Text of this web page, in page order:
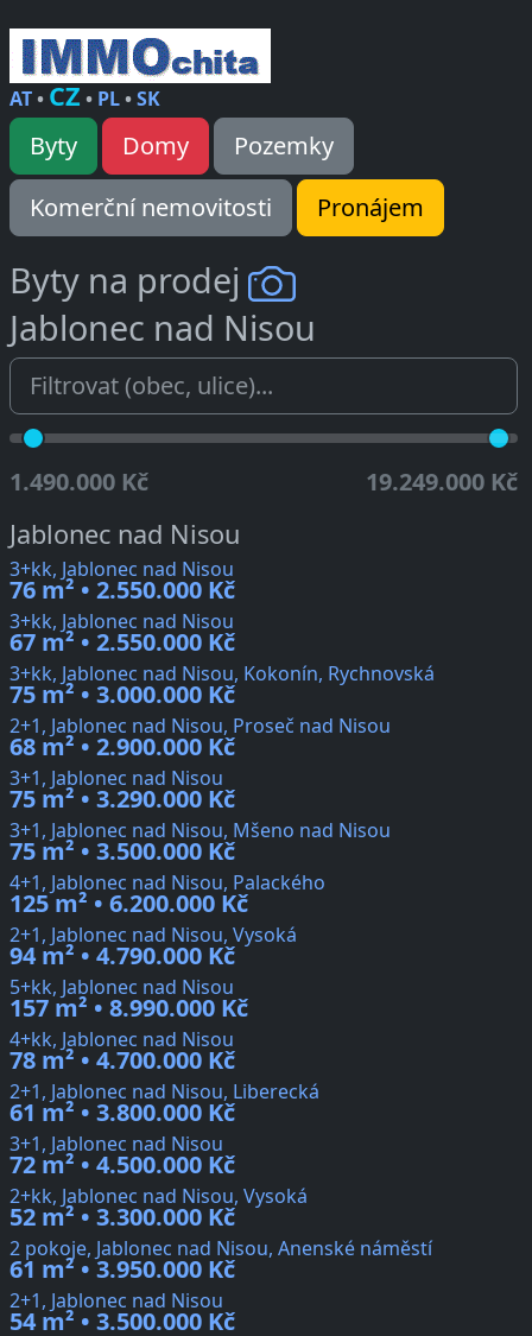
AT• CZ • PL•SK
Byty Domy
Pozemky
Komerční nemovitosti
Pronájem
Byty na prodej
Jablonec nad Nisou
1.490.000 Kč 19.249.000 Kč
Jablonec nad Nisou
3+kk, Jablonec nad Nisou
76 m² • 2.550.000 Kč
3+kk, Jablonec nad Nisou
67 m² • 2.550.000 Kč
3+kk, Jablonec nad Nisou, Kokonín, Rychnovská
75 m² • 3.000.000 Kč
2+1, Jablonec nad Nisou, Proseč nad Nisou
68 m² • 2.900.000 Kč
3+1, Jablonec nad Nisou
75 m² • 3.290.000 Kč
3+1, Jablonec nad Nisou, Mšeno nad Nisou
75 m² • 3.500.000 Kč
4+1, Jablonec nad Nisou, Palackého
125 m² • 6.200.000 Kč
2+1, Jablonec nad Nisou, Vysoká
94 m² • 4.790.000 Kč
5+kk, Jablonec nad Nisou
157 m² • 8.990.000 Kč
4+kk, Jablonec nad Nisou
78 m² • 4.700.000 Kč
2+1, Jablonec nad Nisou, Liberecká
61 m² • 3.800.000 Kč
3+1, Jablonec nad Nisou
72 m² • 4.500.000 Kč
2+kk, Jablonec nad Nisou, Vysoká
52 m² • 3.300.000 Kč
2 pokoje, Jablonec nad Nisou, Anenské náměstí
61 m² • 3.950.000 Kč
2+1, Jablonec nad Nisou
54 m² • 3.500.000 Kč